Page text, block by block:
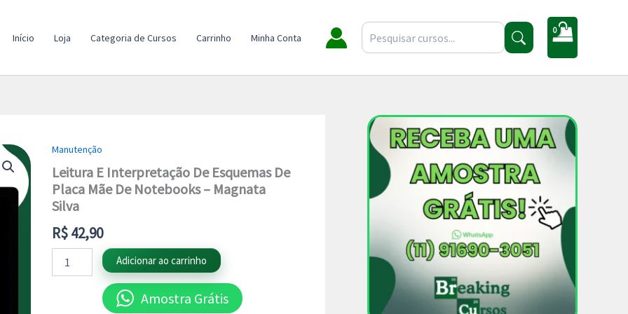
Início Loja Categoria de Cursos Carrinho Minha Conta
Manutenção
Leitura E Interpretação De Esquemas De
Placa Mãe De Notebooks – Magnata
Silva
R$42,90
Leitura
E
Interpretação
De
Esquemas
Placa
Mãe
Notebooks
Adicionar ao carrinho
Amostra Grátis